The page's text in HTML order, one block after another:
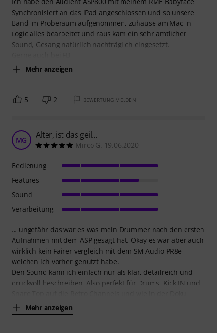
Synchronisiert an das iPad angeschlossen und so unsere
Band im Proberaum aufgenommen, zuhause am Mac in
Logic alles bearbeitet und raus kam ein sehr amtlicher
Sound, Gesang natürlich nachträglich eingesetzt.
Mehr anzeigen
5 2 BEWERTUNG MELDEN
MG Alter, ist das geil…
Mirco G. 19.06.2020
… ungefähr das war es was mein Drummer nach den ersten
Aufnahmen mit dem ASP gesagt hat. Okay es war aber auch
wirklich kein Fairer vergleich mit dem SM Audio PR8e
welchen ich vorher genutzt habe.
Den Sound kann ich einfach nur als klar, detailreich und
druckvoll beschreiben. Also perfekt für Drums. Kick IN und
Mehr anzeigen
Bedienung
Features
Sound
Verarbeitung